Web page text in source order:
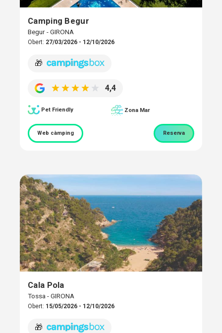
Camping Begur
Begur - GIRONA
Obert: 27/03/2026 - 12/10/2026
🎁
4,4
Pet Friendly Zona Mar
Web càmping Reserva
Cala Pola
Tossa - GIRONA
Obert: 15/05/2026 - 12/10/2026
🎁